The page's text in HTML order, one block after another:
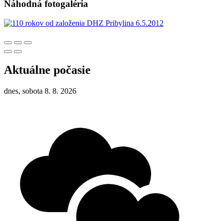
Náhodná fotogaléria
Aktuálne počasie
dnes, sobota 8. 8. 2026